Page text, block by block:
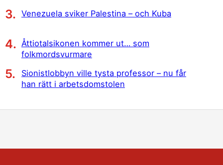
Venezuela sviker Palestina – och Kuba
Åttiotalsikonen kommer ut… som
folkmordsvurmare
Sionistlobbyn ville tysta professor – nu får
han rätt i arbetsdomstolen